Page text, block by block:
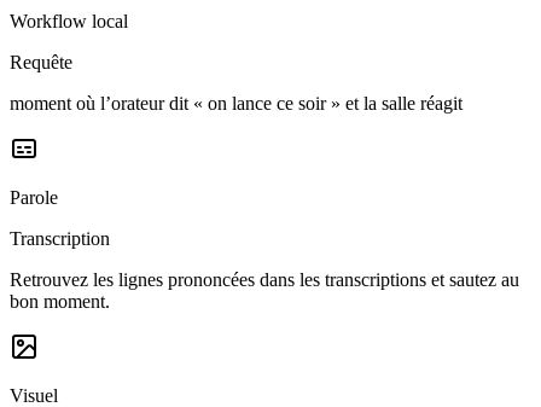
Workflow local
Requête
moment où l’orateur dit « on lance ce soir » et la salle réagit
Parole
Transcription
Retrouvez les lignes prononcées dans les transcriptions et sautez au
bon moment.
Visuel